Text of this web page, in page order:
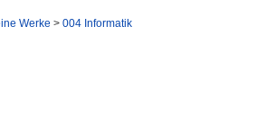
Werke > 004 Informatik